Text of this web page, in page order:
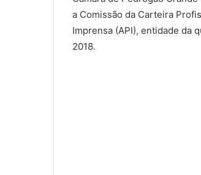
a Comissão da Carteira
Imprensa (API), entidade da
2018.